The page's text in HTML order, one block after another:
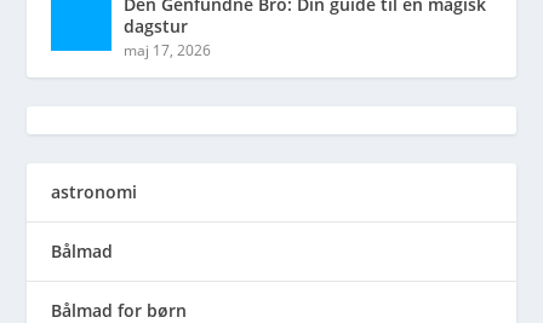
dagstur
maj 17, 2026
astronomi
Bålmad
Bålmad for børn